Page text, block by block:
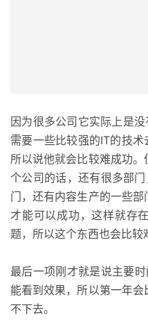
因为很多公司它实际上是
需要一些比较强的IT的技术
所以说他就会比较难成功
个公司的话，还有很多部
门，还有内容生产的一些
才能可以成功，这样就存
题，所以这个东西也会比较
最后一项刚才就是说主要
能看到效果，所以第一年
不下去。